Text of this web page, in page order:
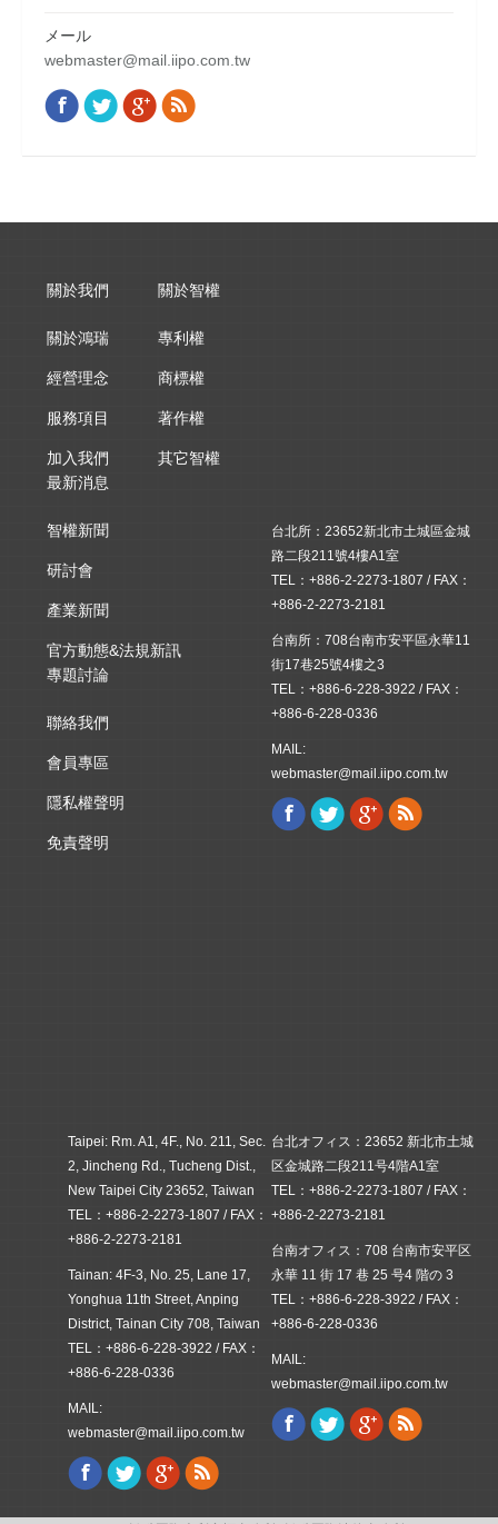
メール
webmaster@mail.iipo.com.tw
Find us on:
Facebook
TwitterGoogle+
Rss
關於我們
關於鴻瑞
經營理念
服務項目
加入我們
關於智權
專利權
商標權
著作權
其它智權
最新消息
智權新聞
研討會
產業新聞
官方動態&法規新訊
專題討論
聯絡我們
會員專區
隱私權聲明
免責聲明
台北所：23652新北市土城區金城
路二段211號4樓A1室
TEL：+886-2-2273-1807 / FAX：
+886-2-2273-2181
台南所：708台南市安平區永華11
街17巷25號4樓之3
TEL：+886-6-228-3922 / FAX：
+886-6-228-0336
MAIL:
webmaster@mail.iipo.com.tw
Find us on:
Facebook
TwitterGoogle+
Rss
台北オフィス：23652 新北市土城
区金城路二段211号4階A1室
TEL：+886-2-2273-1807 / FAX：
+886-2-2273-2181
台南オフィス：708 台南市安平区
永華 11 街 17 巷 25 号4 階の 3
TEL：+886-6-228-3922 / FAX：
+886-6-228-0336
MAIL:
webmaster@mail.iipo.com.tw
Find us on:
Facebook
TwitterGoogle+
Rss
Taipei: Rm. A1, 4F., No. 211, Sec.
2, Jincheng Rd., Tucheng Dist.,
New Taipei City 23652, Taiwan
TEL：+886-2-2273-1807 / FAX：
+886-2-2273-2181
Tainan: 4F-3, No. 25, Lane 17,
Yonghua 11th Street, Anping
District, Tainan City 708, Taiwan
TEL：+886-6-228-3922 / FAX：
+886-6-228-0336
MAIL:
webmaster@mail.iipo.com.tw
Find us on:
Facebook
TwitterGoogle+
Rss